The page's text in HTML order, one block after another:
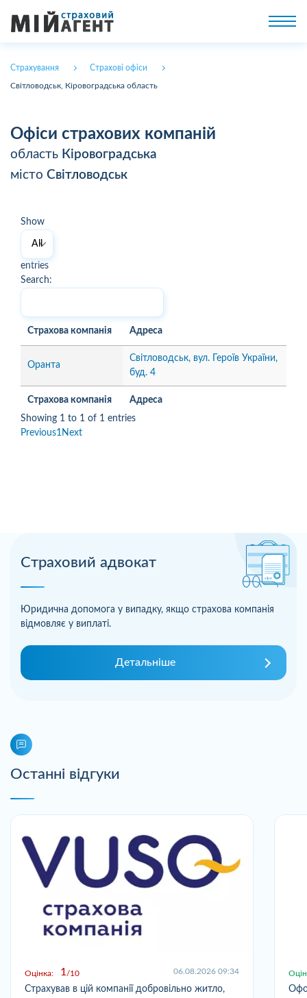
Страхування Страхові офіси
Світловодськ, Кіровоградська область
Страховий адвокат
Юридична допомога у випадку, якщо страхова компанія
відмовляє у виплаті.
Детальніше
Останні відгуки
Оцінка: 1 10 06.08.2026 09:34
Страхував в цій компанії добровільно житло,
Офіси страхових компаній
область Кіровоградська
місто Світловодськ
Show
entries
Search:
Страхова компанія Адреса
Страхова компанія Адреса
Оранта
Світловодськ, вул. Героїв України,
буд. 4
Showing 1 to 1 of 1 entries
Previous1Next